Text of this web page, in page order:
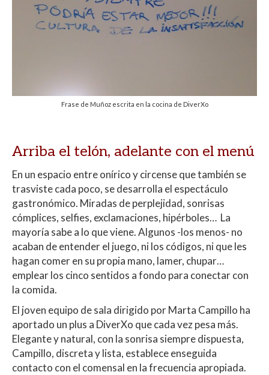
Frase de Muñoz escrita en la cocina de DiverXo
Arriba el telón, adelante con el menú
En un espacio entre onírico y circense que también se
trasviste cada poco, se desarrolla el espectáculo
gastronómico. Miradas de perplejidad, sonrisas
cómplices, selfies, exclamaciones, hipérboles… La
mayoría sabe a lo que viene. Algunos -los menos- no
acaban de entender el juego, ni los códigos, ni que les
hagan comer en su propia mano, lamer, chupar…
emplear los cinco sentidos a fondo para conectar con
la comida.
El joven equipo de sala dirigido por Marta Campillo ha
aportado un plus a DiverXo que cada vez pesa más.
Elegante y natural, con la sonrisa siempre dispuesta,
Campillo, discreta y lista, establece enseguida
contacto con el comensal en la frecuencia apropiada.